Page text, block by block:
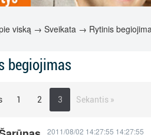
viską → Sveikata → Rytinis
begiojimas
1 2 3 Sekantis »
2011/08/02 14:27:55 14:27:55